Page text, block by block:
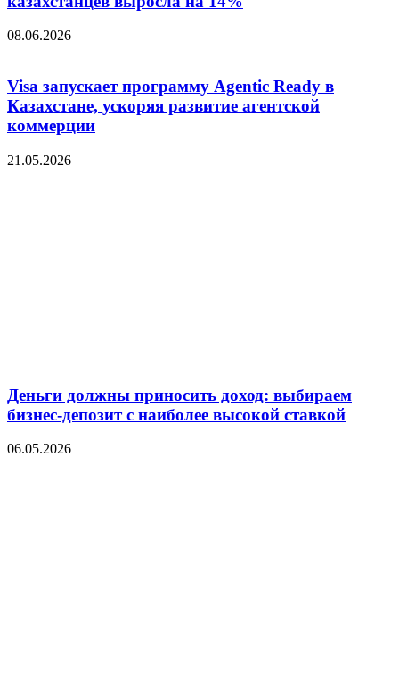
08.06.2026
Visa запускает программу Agentic Ready в
Казахстане, ускоряя развитие агентской
коммерции
21.05.2026
Деньги должны приносить доход: выбираем
бизнес-депозит с наиболее высокой ставкой
06.05.2026